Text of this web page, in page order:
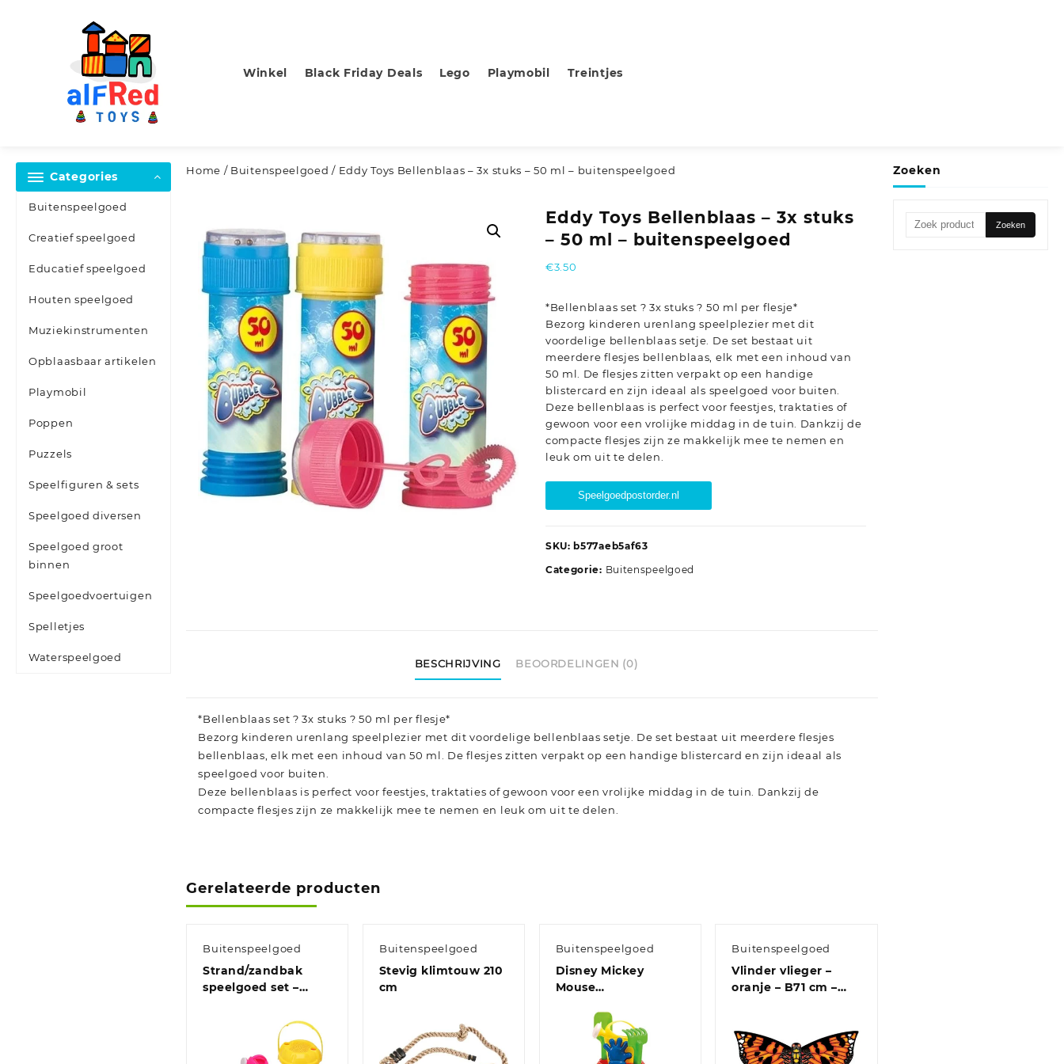
Winkel Black Friday Deals Lego Playmobil Treintjes
Categories
Buitenspeelgoed
Creatief speelgoed
Educatief speelgoed
Houten speelgoed
Muziekinstrumenten
Opblaasbaar artikelen
Playmobil
Poppen
Puzzels
Speelfiguren & sets
Speelgoed diversen
Speelgoed groot
binnen
Speelgoedvoertuigen
Spelletjes
Waterspeelgoed
Home / Buitenspeelgoed / Eddy Toys Bellenblaas – 3x stuks – 50 ml – buitenspeelgoed
Eddy Toys Bellenblaas – 3x stuks
– 50 ml – buitenspeelgoed
€3.50
*Bellenblaas set ? 3x stuks ? 50 ml per flesje*
Bezorg kinderen urenlang speelplezier met dit
voordelige bellenblaas setje. De set bestaat uit
meerdere flesjes bellenblaas, elk met een inhoud van
50 ml. De flesjes zitten verpakt op een handige
blistercard en zijn ideaal als speelgoed voor buiten.
Deze bellenblaas is perfect voor feestjes, traktaties of
gewoon voor een vrolijke middag in de tuin. Dankzij de
compacte flesjes zijn ze makkelijk mee te nemen en
leuk om uit te delen.
Speelgoedpostorder.nl
SKU: b577aeb5af63
Categorie: Buitenspeelgoed
BESCHRIJVING BEOORDELINGEN (0)
*Bellenblaas set ? 3x stuks ? 50 ml per flesje*
Bezorg kinderen urenlang speelplezier met dit voordelige bellenblaas setje. De set bestaat uit meerdere flesjes
bellenblaas, elk met een inhoud van 50 ml. De flesjes zitten verpakt op een handige blistercard en zijn ideaal als
speelgoed voor buiten.
Deze bellenblaas is perfect voor feestjes, traktaties of gewoon voor een vrolijke middag in de tuin. Dankzij de
compacte flesjes zijn ze makkelijk mee te nemen en leuk om uit te delen.
Gerelateerde producten
Buitenspeelgoed
Strand/zandbak
speelgoed set –
met vormpjes –
plastic – peuter/kind
– eenhoorn
Buitenspeelgoed
Stevig klimtouw 210
cm
Buitenspeelgoed
Disney Mickey
Mouse
speelgoed emmer
Buitenspeelgoed
Vlinder vlieger –
oranje – B71 cm –
Zoeken
Zoeken
Zoeken